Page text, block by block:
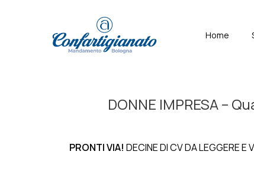
Menù
Home
DONNE IMPRESA –
PRONTI VIA! DECINE DI CV DA LEGGERE E